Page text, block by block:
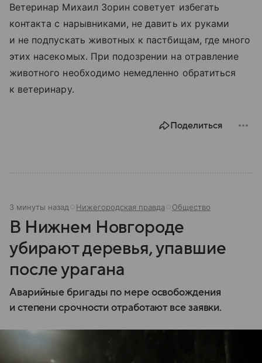
Ветеринар Михаил Зорин советует избегать
контакта с нарывниками, не давить их руками
и не подпускать животных к пастбищам, где много
этих насекомых. При подозрении на отравление
животного необходимо немедленно обратиться
к ветеринару.
Поделиться
3 минуты назад Нижегородская правда Общество
В Нижнем Новгороде
убирают деревья, упавшие
после урагана
Аварийные бригады по мере освобождения
и степени срочности отработают все заявки.